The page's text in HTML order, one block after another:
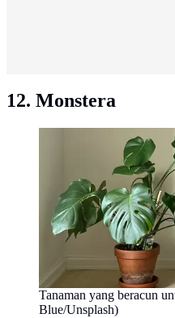
12. Monstera
Tanaman yang beracun
Blue/Unsplash)